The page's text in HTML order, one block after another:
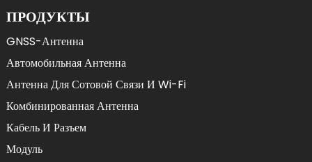
ПРОДУКТЫ
GNSS-Антенна
Автомобильная Антенна
Антенна Для Сотовой Связи И Wi-Fi
Комбинированная Антенна
Кабель И Разъем
Модуль